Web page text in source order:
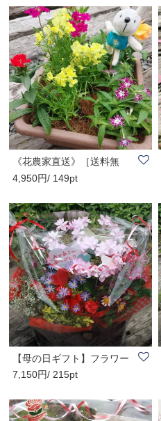
《花農家直送》［送料無
料］エディブルフ..
4,950円/ 149pt
【母の日ギフト】フラワー
バスケット《大..
7,150円/ 215pt